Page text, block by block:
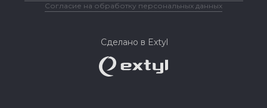
Согласие на обработку персональных данных
Сделано в Extyl